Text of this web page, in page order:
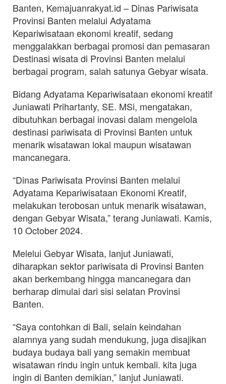
Banten, Kemajuanrakyat.id – Dinas Pariwisata
Provinsi Banten melalui Adyatama
Kepariwisataan ekonomi kreatif, sedang
menggalakkan berbagai promosi dan pemasaran
Destinasi wisata di Provinsi Banten melalui
berbagai program, salah satunya Gebyar wisata.
Bidang Adyatama Kepariwisataan ekonomi kreatif
Juniawati Prihartanty, SE. MSi, mengatakan,
dibutuhkan berbagai inovasi dalam mengelola
destinasi pariwisata di Provinsi Banten untuk
menarik wisatawan lokal maupun wisatawan
mancanegara.
“Dinas Pariwisata Provinsi Banten melalui
Adyatama Kepariwisataan Ekonomi Kreatif,
melakukan terobosan untuk menarik wisatawan,
dengan Gebyar Wisata,” terang Juniawati. Kamis,
10 October 2024.
Melelui Gebyar Wisata, lanjut Juniawati,
diharapkan sektor pariwisata di Provinsi Banten
akan berkembang hingga mancanegara dan
berharap dimulai dari sisi selatan Provinsi
Banten.
“Saya contohkan di Bali, selain keindahan
alamnya yang sudah mendukung, juga disajikan
budaya budaya bali yang semakin membuat
wisatawan rindu ingin untuk kembali. kita juga
ingin di Banten demikian,” lanjut Juniawati.